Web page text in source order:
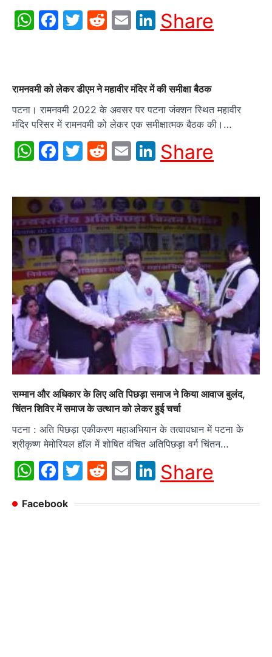
WhatsApp
Facebook
Twitter
Reddit
EmailLinkedIn
Share
रामनवमी को लेकर डीएम ने महावीर मंदिर में की समीक्षा बैठक
पटना। रामनवमी 2022 के अवसर पर पटना जंक्शन स्थित महावीर
मंदिर परिसर में रामनवमी को लेकर एक समीक्षात्मक बैठक की।…
WhatsApp
Facebook
Twitter
Reddit
EmailLinkedIn
Share
सम्मान और अधिकार के लिए अति पिछड़ा समाज ने किया आवाज बुलंद,
चिंतन शिविर में समाज के उत्थान को लेकर हुई चर्चा
पटना : अति पिछड़ा एकीकरण महाअभियान के तत्वावधान में पटना के
श्रीकृष्ण मेमोरियल हॉल में शोषित वंचित अतिपिछड़ा वर्ग चिंतन…
WhatsApp
Facebook
Twitter
Reddit
EmailLinkedIn
Share
Facebook